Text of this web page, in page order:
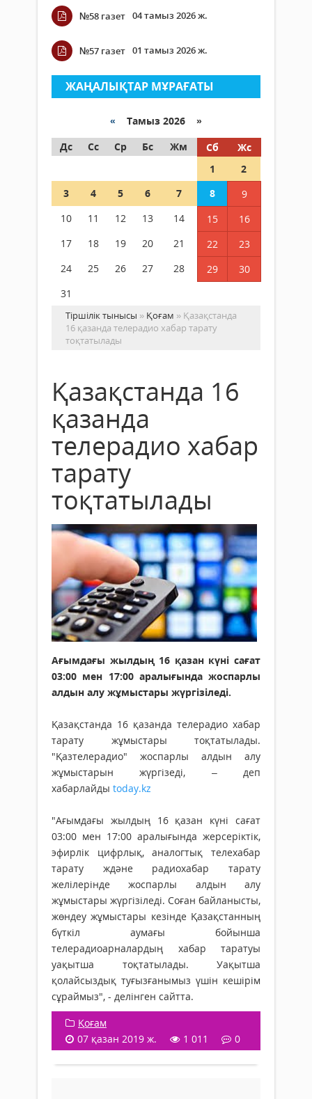
№58 газет 04 тамыз 2026 ж.
№57 газет 01 тамыз 2026 ж.
ЖАҢАЛЫҚТАР МҰРАҒАТЫ
« Тамыз 2026 »
Дс
Сс Ср Бс Жм Сб
Жс
1
2
3
4 5 6 7 8
9
10
11 12 13 14 15
16
17
18 19 20 21 22
23
24
25 26 27 28 29
30
31
Тіршілік тынысы » Қоғам » Қазақстанда
16 қазанда телерадио хабар тарату
тоқтатылады
Қазақстанда 16
қазанда
телерадио хабар
тарату
тоқтатылады
Ағымдағы жылдың 16 қазан күні сағат
03:00 мен 17:00 аралығында жоспарлы
алдын алу жұмыстары жүргізіледі.
Қазақстанда 16 қазанда телерадио хабар
тарату жұмыстары тоқтатылады.
"Қазтелерадио" жоспарлы алдын алу
жұмыстарын жүргізеді, – деп
хабарлайды today.kz
"Ағымдағы жылдың 16 қазан күні сағат
03:00 мен 17:00 аралығында жерсеріктік,
эфирлік цифрлық, аналогтық телехабар
тарату ждәне радиохабар тарату
желілерінде жоспарлы алдын алу
жұмыстары жүргізіледі. Соған байланысты,
жөндеу жұмыстары кезінде Қазақстанның
бүткіл аумағы бойынша
телерадиоарналардың хабар таратуы
уақытша тоқтатылады. Уақытша
қолайсыздық туғызғанымыз үшін кешірім
сұраймыз", - делінген сайтта.
Қоғам
07 қазан 2019 ж.
1 011 0